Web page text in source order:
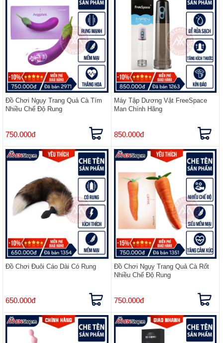
Đồ Chơi Ngụy Trang Quả Cà Tím
Nhiều Chế Độ Rung
750.000đ
Máy Tập Dương Vật FreeSpace
Man Chính Hãng
850.000đ
Đồ Chơi Đuôi Cáo Dài Có Rung
650.000đ
Đồ Chơi Ngụy Trang Quả Cà Rốt
Nhiều Chế Độ Rung
750.000đ